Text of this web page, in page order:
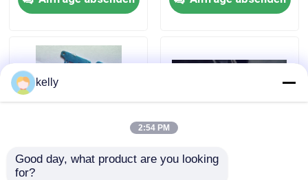
Qualitätskontrolle
Treten Sie mit uns in Verbindung
Fälle
Automobil-,
Elektronik- und
Leistung in der
Metallbearbeitung
Präzisionsplatten-
kelly
2:54 PM
Good day, what product are you looking
for?